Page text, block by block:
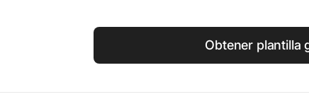
Obtener plantilla